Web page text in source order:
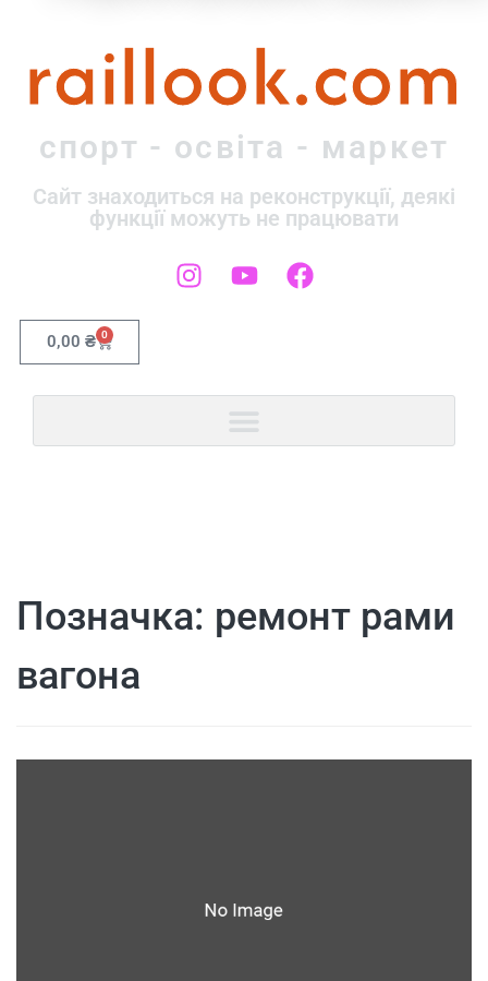
raillook.com
спорт - освіта - маркет
Сайт знаходиться на реконструкції, деякі
функції можуть не працювати
0,00 ₴ 0
Позначка: ремонт рами
вагона